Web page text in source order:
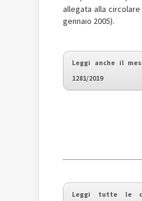
allegata alla
gennaio 2005).
Leggi anche il
1281/2019
Leggi tutte le